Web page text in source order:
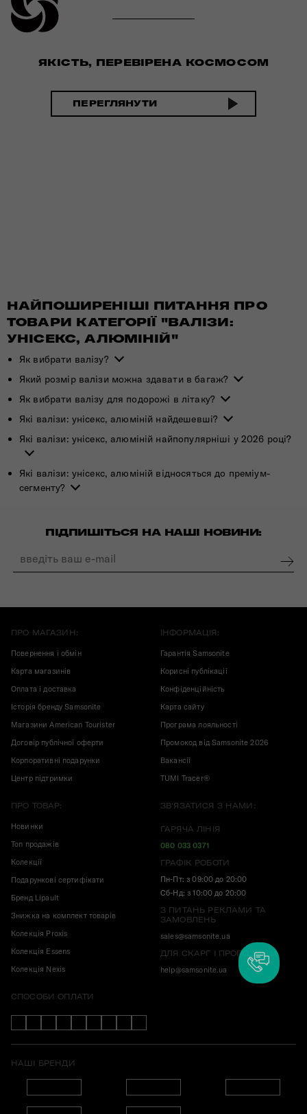
ЯКІСТЬ, ПЕРЕВІРЕНА КОСМОСОМ
ПЕРЕГЛЯНУТИ
НАЙПОШИРЕНІШІ ПИТАННЯ ПРО
ТОВАРИ КАТЕГОРІЇ "ВАЛІЗИ:
УНІСЕКС, АЛЮМІНІЙ"
Як вибрати валізу?
Який розмір валізи можна здавати в багаж?
Як вибрати валізу для подорожі в літаку?
Які валізи: унісекс, алюміній найдешевші?
Які валізи: унісекс, алюміній найпопулярніші у 2026 році?
Які валізи: унісекс, алюміній відносяться до преміум-
сегменту?
ПІДПИШІТЬСЯ НА НАШІ НОВИНИ:
ПРО МАГАЗИН:
Повернення і обмін
Карта магазинів
Оплата і доставка
Історія бренду Samsonite
Магазини American Tourister
Договір публічної оферти
Корпоративні подарунки
Центр підтримки
ІНФОРМАЦІЯ:
Гарантія Samsonite
Корисні публікації
Конфіденційність
Карта сайту
Програма лояльності
Промокод від Samsonite 2026
Вакансії
TUMI Tracer®
ПРО ТОВАР:
Новинки
Топ продажів
Колекції
Подарункові сертифікати
Бренд Lipault
Знижка на комплект товарів
Колекція Proxis
Колекція Essens
Колекція Nexis
ЗВ'ЯЗАТИСЯ З НАМИ:
ГАРЯЧА ЛІНІЯ
080 033 0371
ГРАФІК РОБОТИ
Пн-Пт: з 09:00 до 20:00
Сб-Нд: з 10:00 до 20:00
З ПИТАНЬ РЕКЛАМИ ТА
ЗАМОВЛЕНЬ
sales@samsonite.ua
ДЛЯ СКАРГ І ПРОПОЗИЦІЙ
help@samsonite.ua
СПОСОБИ ОПЛАТИ
НАШІ БРЕНДИ